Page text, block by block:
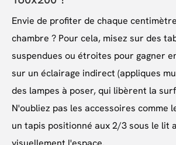
Envie de profiter de chaque
chambre ? Pour cela, misez sur des
suspendues ou étroites pour gagner
sur un éclairage indirect (appliques
des lampes à poser, qui libèrent la
N'oubliez pas les accessoires comme
un tapis positionné aux 2/3 sous le lit